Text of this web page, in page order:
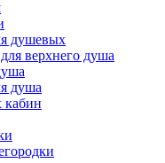
душевых
верхнего душа
душа